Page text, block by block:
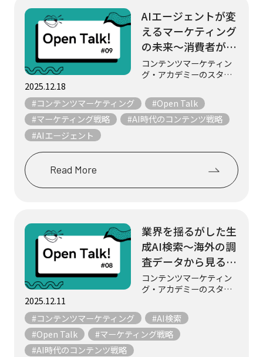
2025.12.18
AIエージェントが変
えるマーケティング
の未来～消費者がAI
を使って企業に問い
合わせる時代の到来
コンテンツマーケティン
グ・アカデミーのスタッ
やコンテンツにまつわる
テーマについて、気まま
にフリートークします。
る影響について語り...
#コンテンツマーケティング
#Open Talk
#マーケティング戦略
#AI時代のコンテンツ戦略
#AIエージェント
Read More
2025.12.11
業界を揺るがした生
成AI検索～海外の調
査データから見る検
索行動の変化～
コンテンツマーケティン
グ・アカデミーのスタッ
やコンテンツにまつわる
テーマについて、気まま
にフリートークします。
今回は、生成AI検索が私
#コンテンツマーケティング
#AI検索
#Open Talk
#マーケティング戦略
#AI時代のコンテンツ戦略